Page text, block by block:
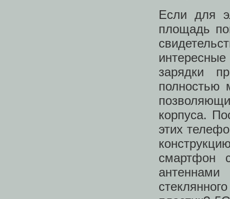
Если для
площадь
зарядки
полностью
корпуса.
этих
смартфон